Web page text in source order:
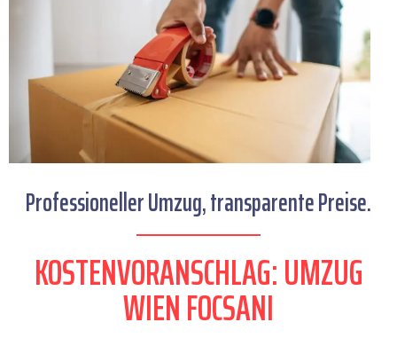
Professioneller Umzug, transparente Preise.
KOSTENVORANSCHLAG: UMZUG
WIEN FOCSANI